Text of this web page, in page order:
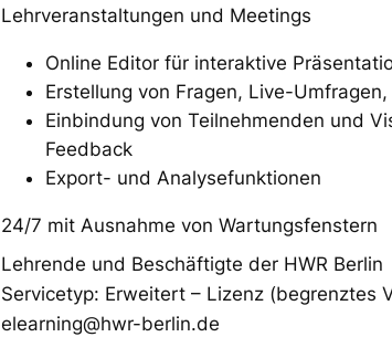
Lehrveranstaltungen und Meetings
Online Editor für interaktive
Erstellung von Fragen, Live-
Einbindung von Teilnehmenden und
Feedback
Export- und Analysefunktionen
24/7 mit Ausnahme von Wartungsfenstern
Lehrende und Beschäftigte der HWR Berlin
Servicetyp: Erweitert – Lizenz (begrenztes
elearning@hwr-berlin.de